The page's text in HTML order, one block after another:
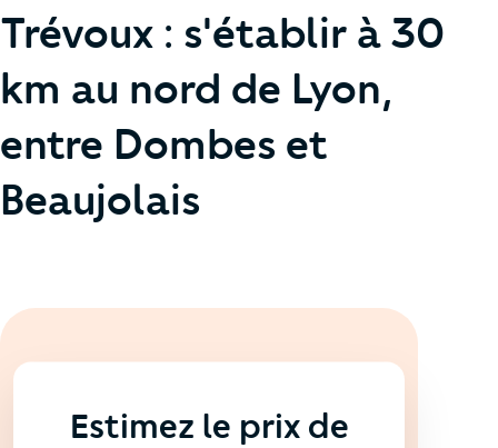
Trévoux : s'établir à 30
km au nord de Lyon,
entre Dombes et
Beaujolais
Estimez le prix de